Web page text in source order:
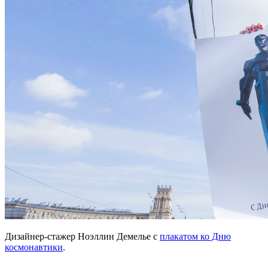
Дизайнер-стажер Ноэллин Демелье с плакатом ко Дню
космонавтики.